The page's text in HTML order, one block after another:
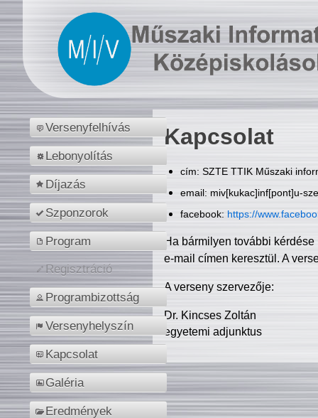
Versenyfelhívás
Lebonyolítás
Díjazás
Szponzorok
Program
Regisztráció
Programbizottság
Versenyhelyszín
Kapcsolat
Galéria
Eredmények
Kapcsolat
cím: SZTE TTIK Műszaki
email: miv[kukac]inf[pont]u-
facebook: https://
Ha bármilyen további
e-mail címen keresztül. A
A verseny szervezője:
Dr. Kincses Zoltán
egyetemi adjunktus